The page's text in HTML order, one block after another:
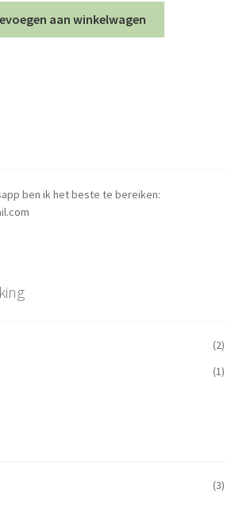
aan winkelwagen
ben ik het beste te bereiken:
(2)
(1)
(3)